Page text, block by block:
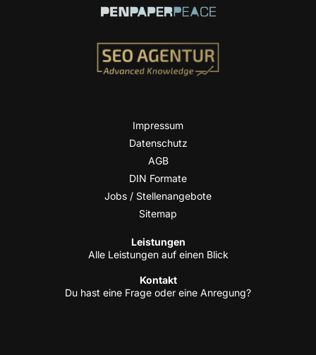
Impres­sum
Daten­schutz
AGB
DIN For­ma­te
Jobs / Stellenangebote
Site­map
Leis­tun­gen
Alle Leis­tun­gen auf einen Blick
Kon­takt
Du hast eine Fra­ge oder eine Anregung?